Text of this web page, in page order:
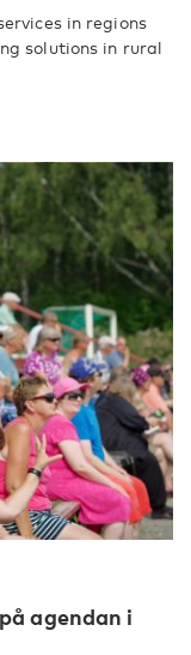
in regions
solutions in rural
agendan i